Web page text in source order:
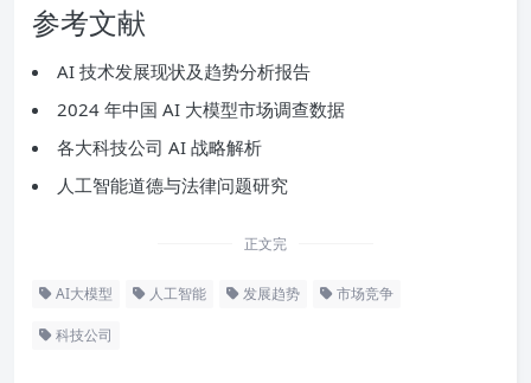
参考文献
AI 技术发展现状及趋势分析报告
2024 年中国 AI 大模型市场调查数据
各大科技公司 AI 战略解析
人工智能道德与法律问题研究
正文完
AI大模型 人工智能 发展趋势 市场竞争
科技公司